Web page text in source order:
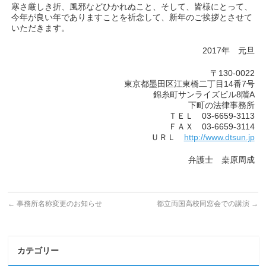
寒さ厳しき折、風邪などひかれぬこと、そして、皆様にとって、
今年が良い年でありますことを祈念して、新年のご挨拶とさせて
いただきます。
2017年 元旦
〒130-0022
東京都墨田区江東橋二丁目14番7号
錦糸町サンライズビル8階A
下町の法律事務所
ＴＥＬ 03-6659-3113
ＦＡＸ 03-6659-3114
ＵＲＬ http://www.dtsun.jp
弁護士 桒原周成
← 事務所名称変更のお知らせ 都立両国高校同窓会での講演 →
カテゴリー